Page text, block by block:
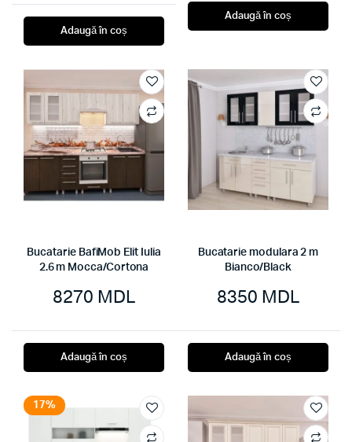
Adaugă în coș
Adaugă în coș
Bucatarie BafiMob Elit Iulia
2.6 m Mocca/Cortona
8270 MDL
Adaugă în coș
Bucatarie modulara 2 m
Bianco/Black
8350 MDL
Adaugă în coș
17%